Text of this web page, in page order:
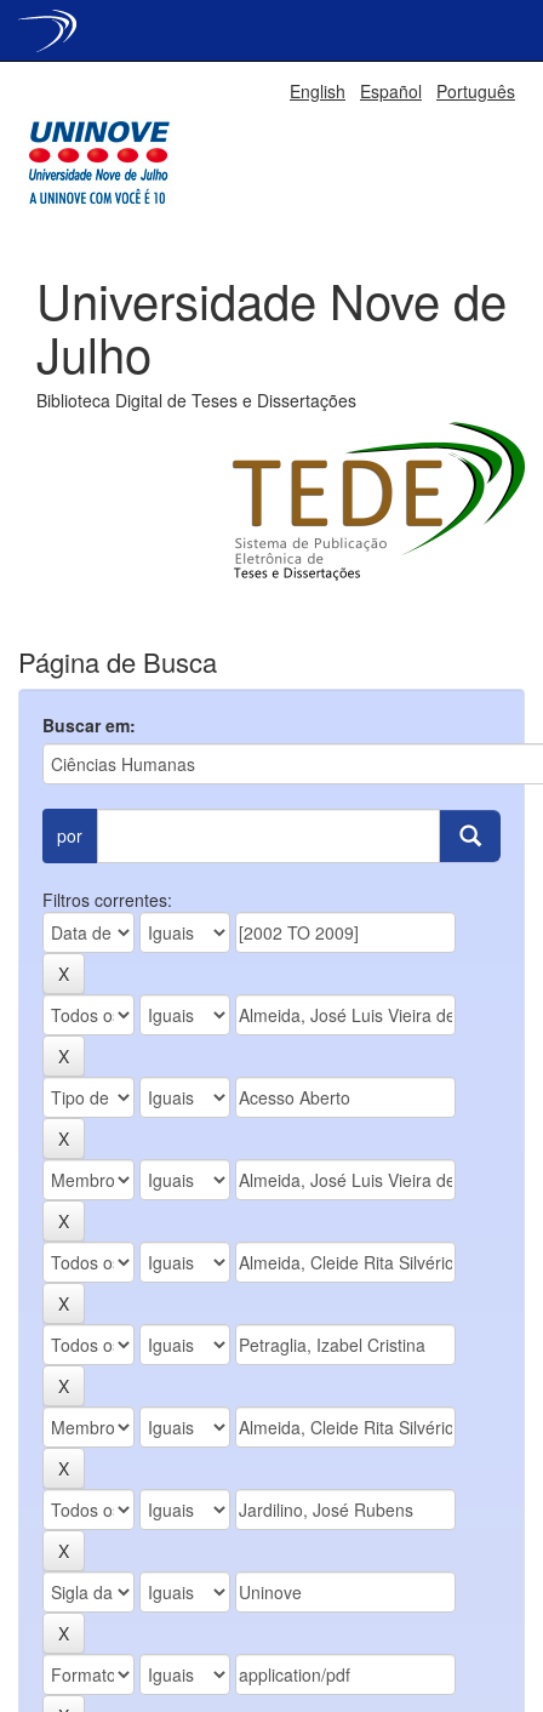
English Español Português
Universidade Nove de
Julho
Biblioteca Digital de Teses e Dissertações
Página de Busca
Buscar em:
por
Filtros correntes: